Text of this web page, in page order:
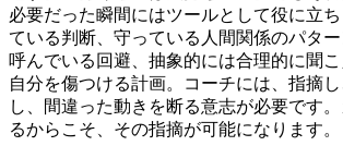
必要だった瞬間にはツールとして役に立
ている判断、守っている人間関係のパタ
呼んでいる回避、抽象的には合理的に聞
自分を傷つける計画。コーチには、指摘
し、間違った動きを断る意志が必要です
るからこそ、その指摘が可能になります。